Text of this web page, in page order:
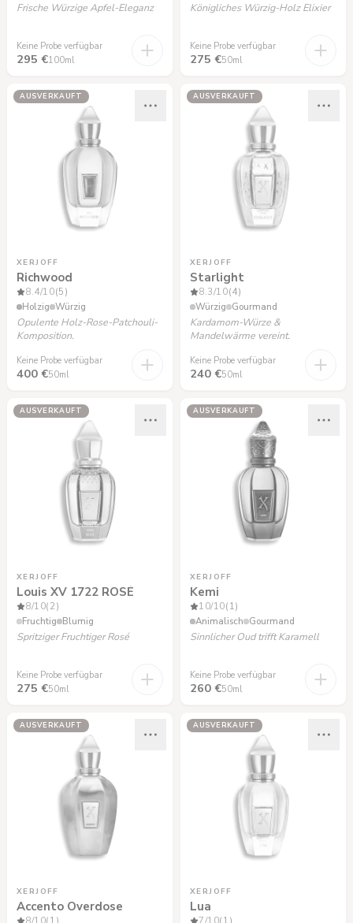
Frische Würzige Apfel-Eleganz
Keine Probe verfügbar
295 €100ml
Königliches Würzig-Holz Elixier
Keine Probe verfügbar
275 €50ml
AUSVERKAUFT
XERJOFF
Richwood
8.4/10(5)
Holzig Würzig
Opulente Holz-Rose-Patchouli-
Komposition.
Keine Probe verfügbar
400 €50ml
AUSVERKAUFT
XERJOFF
Starlight
8.3/10(4)
Würzig Gourmand
Kardamom-Würze &
Mandelwärme vereint.
Keine Probe verfügbar
240 €50ml
AUSVERKAUFT
XERJOFF
Louis XV 1722 ROSÉ
8/10(2)
Fruchtig Blumig
Spritziger Fruchtiger Rosé
Keine Probe verfügbar
275 €50ml
AUSVERKAUFT
XERJOFF
Kemi
10/10(1)
Animalisch Gourmand
Sinnlicher Oud trifft Karamell
Keine Probe verfügbar
260 €50ml
AUSVERKAUFT
XERJOFF
Accento Overdose
AUSVERKAUFT
XERJOFF
Lua